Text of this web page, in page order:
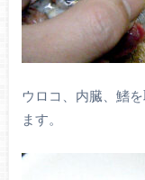
ウロコ、内臓、鰭
ます。